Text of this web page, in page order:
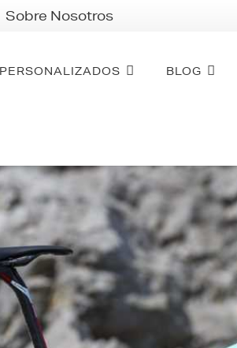
Sobre Nosotros
PERSONALIZADOS BLOG